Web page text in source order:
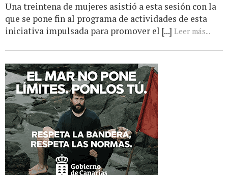
Una treintena de mujeres asistió a esta sesión con la
que se pone fin al programa de actividades de esta
iniciativa impulsada para promover el [...] Leer más...